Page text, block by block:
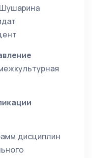
Шушарина
дисциплин